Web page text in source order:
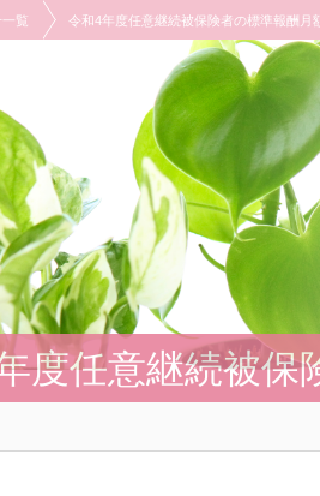
覧 令和4年度任意継続被保険者の標準報酬月
度任意継続被保